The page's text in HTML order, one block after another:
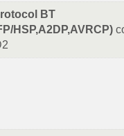
BT
HSP,A2DP,AVRCP)